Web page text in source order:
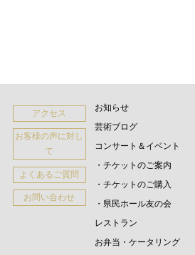
アクセス
お客様の声に対し
て
よくあるご質問
お問い合わせ
お知らせ
芸術ブログ
コンサート＆イベント
・チケットのご案内
・チケットのご購入
・県民ホール友の会
レストラン
お弁当・ケータリング